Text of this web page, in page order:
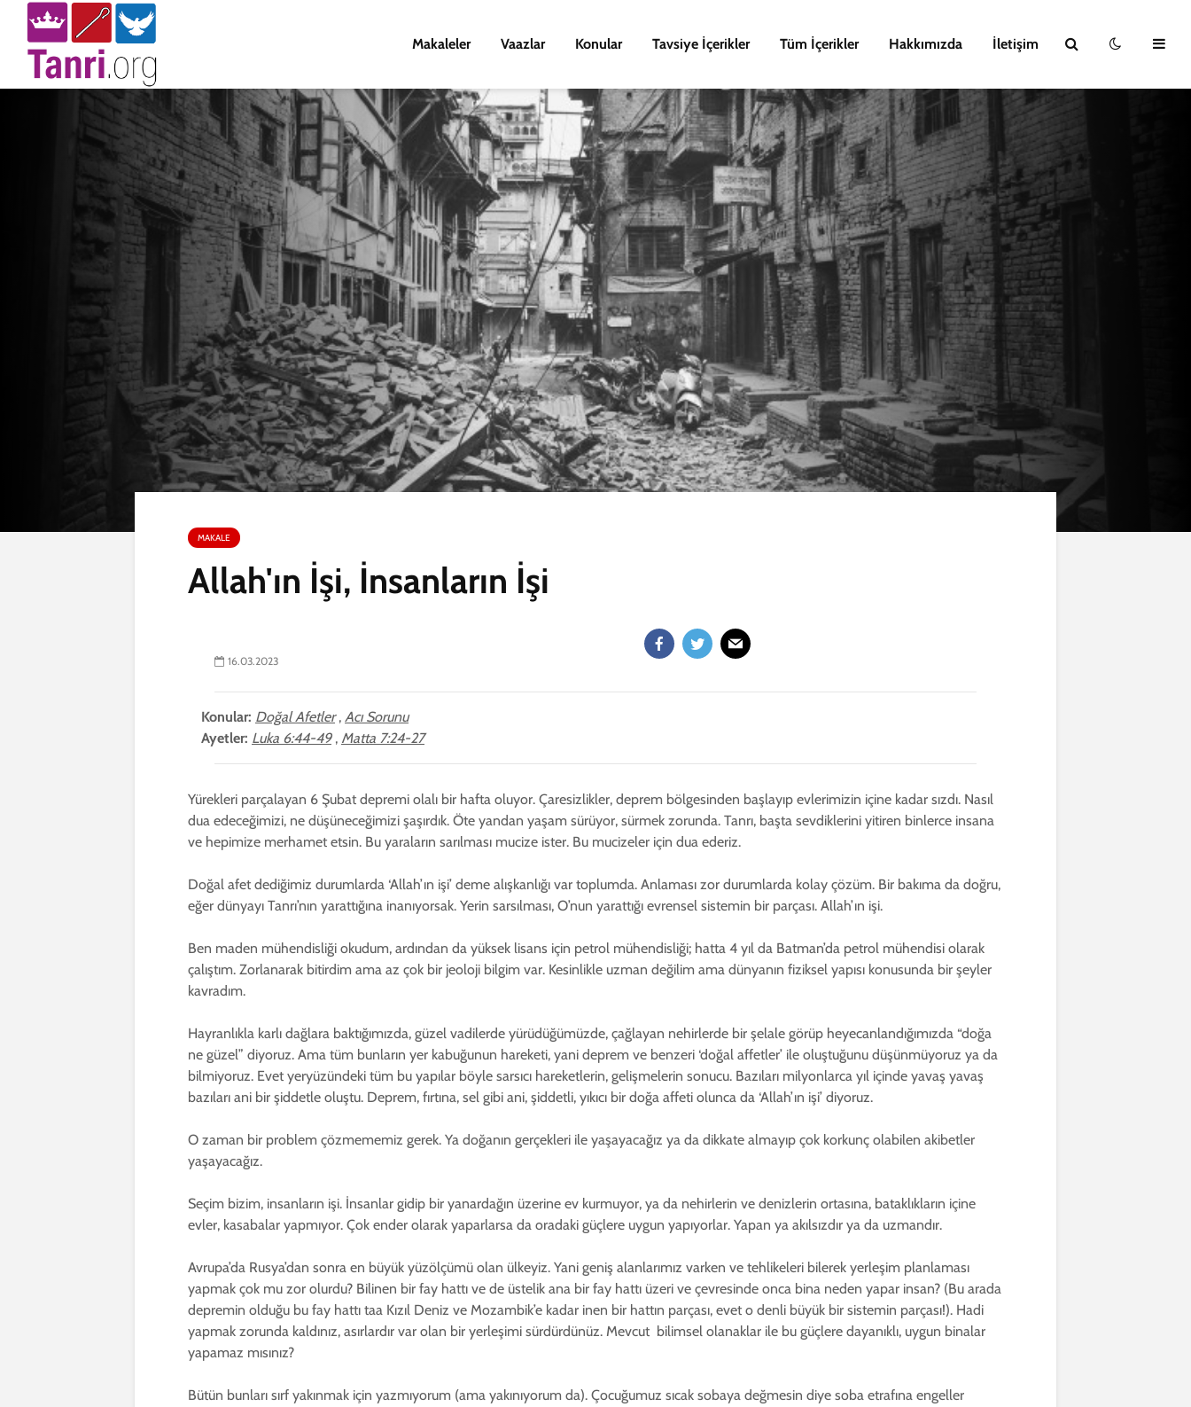
Makaleler Vaazlar Konular Tavsiye İçerikler Tüm İçerikler Hakkımızda İletişim
MAKALE
Allah'ın İşi, İnsanların İşi
16.03.2023
Konular: Doğal Afetler, Acı Sorunu
Ayetler: Luka 6:44-49, Matta 7:24-27
Yürekleri parçalayan 6 Şubat depremi olalı bir hafta oluyor. Çaresizlikler, deprem bölgesinden başlayıp evlerimizin içine kadar sızdı. Nasıl
dua edeceğimizi, ne düşüneceğimizi şaşırdık. Öte yandan yaşam sürüyor, sürmek zorunda. Tanrı, başta sevdiklerini yitiren binlerce insana
ve hepimize merhamet etsin. Bu yaraların sarılması mucize ister. Bu mucizeler için dua ederiz.
Doğal afet dediğimiz durumlarda ‘Allah’ın işi’ deme alışkanlığı var toplumda. Anlaması zor durumlarda kolay çözüm. Bir bakıma da doğru,
eğer dünyayı Tanrı’nın yarattığına inanıyorsak. Yerin sarsılması, O’nun yarattığı evrensel sistemin bir parçası. Allah’ın işi.
Ben maden mühendisliği okudum, ardından da yüksek lisans için petrol mühendisliği; hatta 4 yıl da Batman’da petrol mühendisi olarak
çalıştım. Zorlanarak bitirdim ama az çok bir jeoloji bilgim var. Kesinlikle uzman değilim ama dünyanın fiziksel yapısı konusunda bir şeyler
kavradım.
Hayranlıkla karlı dağlara baktığımızda, güzel vadilerde yürüdüğümüzde, çağlayan nehirlerde bir şelale görüp heyecanlandığımızda “doğa
ne güzel” diyoruz. Ama tüm bunların yer kabuğunun hareketi, yani deprem ve benzeri ‘doğal affetler’ ile oluştuğunu düşünmüyoruz ya da
bilmiyoruz. Evet yeryüzündeki tüm bu yapılar böyle sarsıcı hareketlerin, gelişmelerin sonucu. Bazıları milyonlarca yıl içinde yavaş yavaş
bazıları ani bir şiddetle oluştu. Deprem, fırtına, sel gibi ani, şiddetli, yıkıcı bir doğa affeti olunca da ‘Allah’ın işi’ diyoruz.
O zaman bir problem çözmememiz gerek. Ya doğanın gerçekleri ile yaşayacağız ya da dikkate almayıp çok korkunç olabilen akibetler
yaşayacağız.
Seçim bizim, insanların işi. İnsanlar gidip bir yanardağın üzerine ev kurmuyor, ya da nehirlerin ve denizlerin ortasına, bataklıkların içine
evler, kasabalar yapmıyor. Çok ender olarak yaparlarsa da oradaki güçlere uygun yapıyorlar. Yapan ya akılsızdır ya da uzmandır.
Avrupa’da Rusya’dan sonra en büyük yüzölçümü olan ülkeyiz. Yani geniş alanlarımız varken ve tehlikeleri bilerek yerleşim planlaması
yapmak çok mu zor olurdu? Bilinen bir fay hattı ve de üstelik ana bir fay hattı üzeri ve çevresinde onca bina neden yapar insan? (Bu arada
depremin olduğu bu fay hattı taa Kızıl Deniz ve Mozambik’e kadar inen bir hattın parçası, evet o denli büyük bir sistemin parçası!). Hadi
yapmak zorunda kaldınız, asırlardır var olan bir yerleşimi sürdürdünüz. Mevcut bilimsel olanaklar ile bu güçlere dayanıklı, uygun binalar
yapamaz mısınız?
Bütün bunları sırf yakınmak için yazmıyorum (ama yakınıyorum da). Çocuğumuz sıcak sobaya değmesin diye soba etrafına engeller